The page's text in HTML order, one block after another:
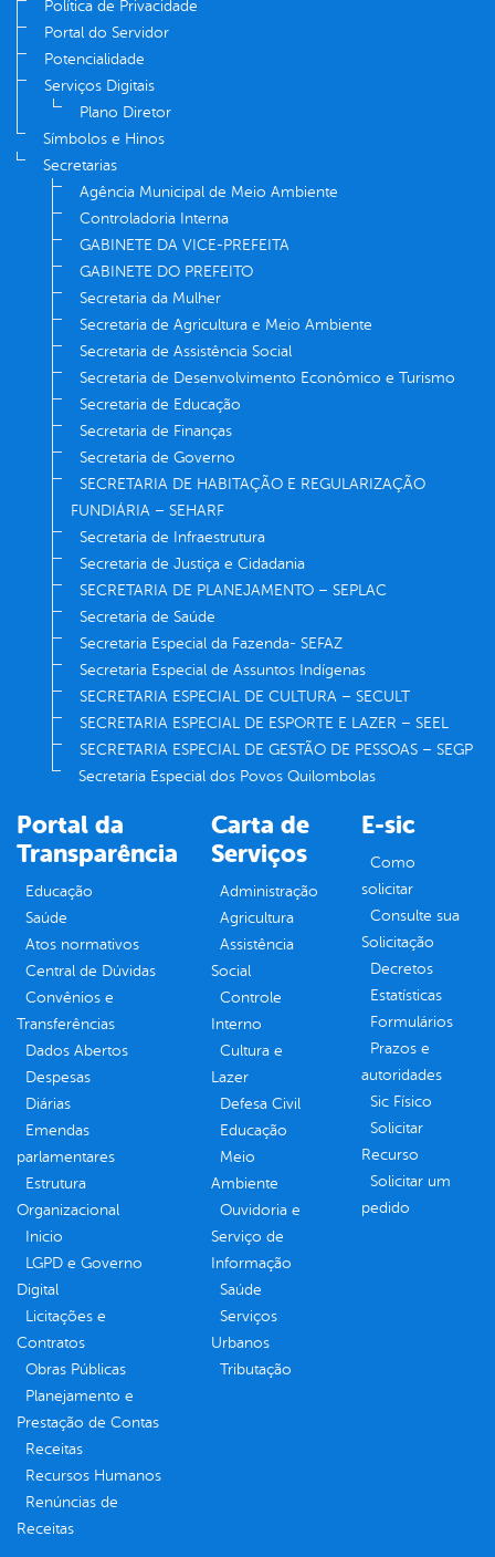
Política de Privacidade
Portal do Servidor
Potencialidade
Serviços Digitais
Plano Diretor
Símbolos e Hinos
Secretarias
Agência Municipal de Meio Ambiente
Controladoria Interna
GABINETE DA VICE-PREFEITA
GABINETE DO PREFEITO
Secretaria da Mulher
Secretaria de Agricultura e Meio Ambiente
Secretaria de Assistência Social
Secretaria de Desenvolvimento Econômico e Turismo
Secretaria de Educação
Secretaria de Finanças
Secretaria de Governo
SECRETARIA DE HABITAÇÃO E REGULARIZAÇÃO
FUNDIÁRIA – SEHARF
Secretaria de Infraestrutura
Secretaria de Justiça e Cidadania
SECRETARIA DE PLANEJAMENTO – SEPLAC
Secretaria de Saúde
Secretaria Especial da Fazenda- SEFAZ
Secretaria Especial de Assuntos Indígenas
SECRETARIA ESPECIAL DE CULTURA – SECULT
SECRETARIA ESPECIAL DE ESPORTE E LAZER – SEEL
SECRETARIA ESPECIAL DE GESTÃO DE PESSOAS – SEGP
Secretaria Especial dos Povos Quilombolas
Portal da
Transparência
Educação
Saúde
Atos normativos
Central de Dúvidas
Convênios e
Transferências
Dados Abertos
Despesas
Diárias
Emendas
parlamentares
Estrutura
Organizacional
Inicio
LGPD e Governo
Digital
Licitações e
Contratos
Obras Públicas
Planejamento e
Prestação de Contas
Receitas
Recursos Humanos
Renúncias de
Receitas
Carta de
Serviços
Administração
Agricultura
Assistência
Social
Controle
Interno
Cultura e
Lazer
Defesa Civil
Educação
Meio
Ambiente
Ouvidoria e
Serviço de
Informação
Saúde
Serviços
Urbanos
Tributação
E-sic
Como
solicitar
Consulte sua
Solicitação
Decretos
Estatísticas
Formulários
Prazos e
autoridades
Sic Físico
Solicitar
Recurso
Solicitar um
pedido